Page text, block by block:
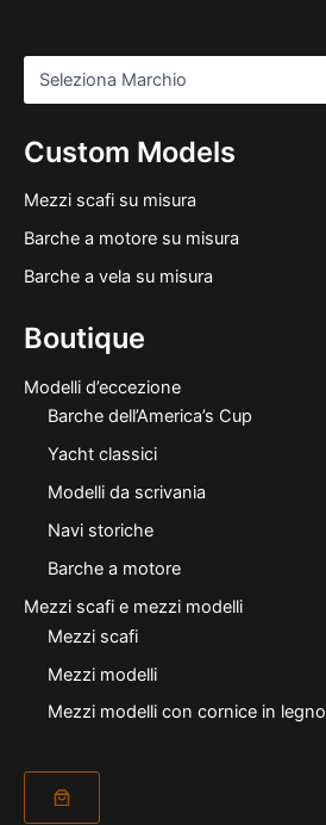
Custom Models
Mezzi scafi su misura
Barche a motore su misura
Barche a vela su misura
Boutique
Modelli d’eccezione
Barche dell’America’s Cup
Yacht classici
Modelli da scrivania
Navi storiche
Barche a motore
Mezzi scafi e mezzi modelli
Mezzi scafi
Mezzi modelli
Mezzi modelli con cornice in legno